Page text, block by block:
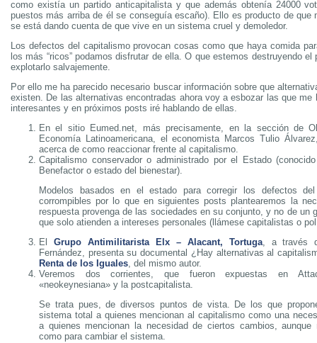
como existía un partido anticapitalista y que además obtenía 24000
puestos más arriba de él se conseguía escaño). Ello es producto de que
se está dando cuenta de que vive en un sistema cruel y demoledor.
Los defectos del capitalismo provocan cosas como que haya comida
los más “ricos” podamos disfrutar de ella. O que estemos destruyendo el
explotarlo salvajemente.
Por ello me ha parecido necesario buscar información sobre que
existen. De las alternativas encontradas ahora voy a esbozar las que me
interesantes y en próximos posts iré hablando de ellas.
En el sitio Eumed.net, más precisamente, en la sección de
Economía Latinoamericana, el economista Marcos Tulio
acerca de como reaccionar frente al capitalismo.
Capitalismo conservador o administrado por el Estado
Benefactor o estado del bienestar).
Modelos basados en el estado para corregir los defectos
corrompibles por lo que en siguientes posts plantearemos la
respuesta provenga de las sociedades en su conjunto, y no de un
que solo atienden a intereses personales (llámese capitalistas o
El Grupo Antimilitarista Elx – Alacant, Tortuga, a través
Fernández, presenta su documental ¿Hay alternativas al
Renta de los Iguales, del mismo autor.
Veremos dos corrientes, que fueron expuestas en
«neokeynesiana» y la postcapitalista.
Se trata pues, de diversos puntos de vista. De los que
sistema total a quienes mencionan al capitalismo como una
a quienes mencionan la necesidad de ciertos cambios, aunque
como para cambiar el sistema.